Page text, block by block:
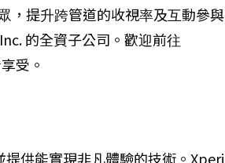
，提升跨管道的收視率及互動參與
的全資子公司。歡迎前往
受。
供能實現非凡體驗的技術。Xperi